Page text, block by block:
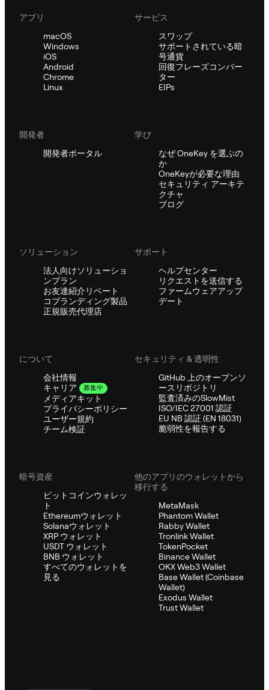
アプリ
macOS
Windows
iOS
Android
Chrome
Linux
サービス
スワップ
サポートされている暗
号通貨
回復フレーズコンバー
ター
EIPs
開発者
開発者ポータル
学び
なぜ OneKey を選ぶの
か
OneKeyが必要な理由
セキュリティ アーキテ
クチャ
ブログ
ソリューション
法人向けソリューショ
ンプラン
お友達紹介リベート
コブランディング製品
正規販売代理店
サポート
ヘルプセンター
リクエストを送信する
ファームウェアアップ
デート
について
会社情報
キャリア
募集中
メディアキット
プライバシーポリシー
ユーザー規約
チーム検証
セキュリティ & 透明性
GitHub 上のオープンソ
ースリポジトリ
監査済みのSlowMist
ISO/IEC 27001 認証
EU NB 認証 (EN 18031)
脆弱性を報告する
暗号資産
ビットコインウォレッ
ト
Ethereumウォレット
Solanaウォレット
XRP ウォレット
USDT ウォレット
BNB ウォレット
すべてのウォレットを
見る
他のアプリのウォレットから
移行する
MetaMask
Phantom Wallet
Rabby Wallet
Tronlink Wallet
TokenPocket
Binance Wallet
OKX Web3 Wallet
Base Wallet (Coinbase
Wallet)
Exodus Wallet
Trust Wallet